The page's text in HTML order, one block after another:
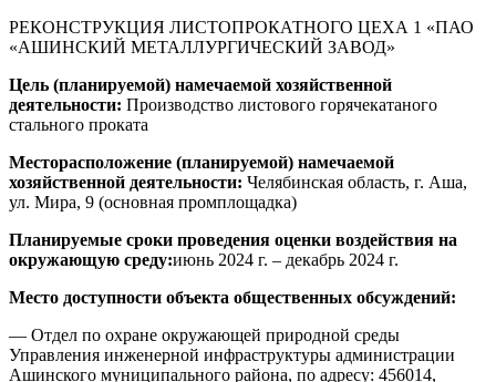
РЕКОНСТРУКЦИЯ ЛИСТОПРОКАТНОГО ЦЕХА 1 «ПАО
«АШИНСКИЙ МЕТАЛЛУРГИЧЕСКИЙ ЗАВОД»
Цель (планируемой) намечаемой хозяйственной
деятельности: Производство листового горячекатаного
стального проката
Месторасположение (планируемой) намечаемой
хозяйственной деятельности: Челябинская область, г. Аша,
ул. Мира, 9 (основная промплощадка)
Планируемые сроки проведения оценки воздействия на
окружающую среду:июнь 2024 г. – декабрь 2024 г.
Место доступности объекта общественных обсуждений:
— Отдел по охране окружающей природной среды
Управления инженерной инфраструктуры администрации
Ашинского муниципального района, по адресу: 456014,